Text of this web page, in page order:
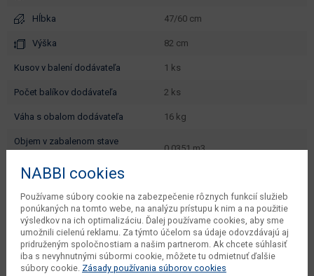
Hĺbka 47/60 cm
Výška 82 cm
kusov v balení dodávateľa 1 ks
počet balíkov dodávateľa 2 ks
váha s obalom dodávateľa 16 kg
objem v zabalenom stave
0.0351 m3
typové označenie
hĺbka od - do (cm) 47 - 60
dodáva sa v demonte
montáž vyžaduje zručnosť
NABBI cookies
Používame súbory cookie na zabezpečenie rôznych funkcií služieb
ponúkaných na tomto webe, na analýzu prístupu k nim a na použitie
výsledkov na ich optimalizáciu. Ďalej používame cookies, aby sme
umožnili cielenú reklamu. Za týmto účelom sa údaje odovzdávajú aj
pridruženým spoločnostiam a našim partnerom. Ak chcete súhlasiť
iba s nevyhnutnými súbormi cookie, môžete tu odmietnuť ďalšie
súbory cookie. Zásady používania súborov cookies